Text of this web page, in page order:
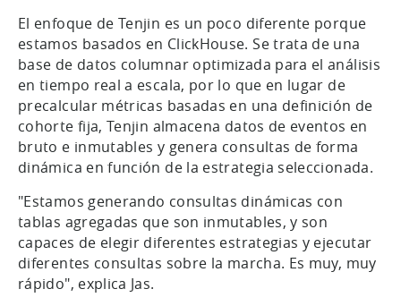
El enfoque de Tenjin es un poco diferente porque
estamos basados en ClickHouse. Se trata de una
base de datos columnar optimizada para el análisis
en tiempo real a escala, por lo que en lugar de
precalcular métricas basadas en una definición de
cohorte fija, Tenjin almacena datos de eventos en
bruto e inmutables y genera consultas de forma
dinámica en función de la estrategia seleccionada.
"Estamos generando consultas dinámicas con
tablas agregadas que son inmutables, y son
capaces de elegir diferentes estrategias y ejecutar
diferentes consultas sobre la marcha. Es muy, muy
rápido", explica Jas.